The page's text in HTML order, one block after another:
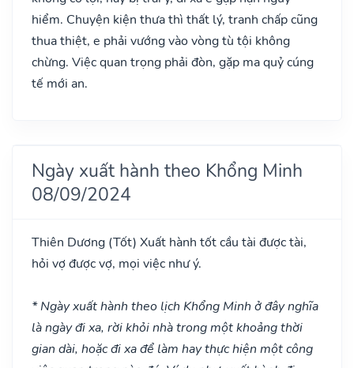
hiểm. Chuyện kiện thưa thì thất lý, tranh chấp cũng
thua thiệt, e phải vướng vào vòng tù tội không
chừng. Việc quan trọng phải đòn, gặp ma quỷ cúng
tế mới an.
Ngày xuất hành theo Khổng Minh
08/09/2024
Thiên Dương (Tốt) Xuất hành tốt cầu tài được tài,
hỏi vợ được vợ, mọi việc như ý.
* Ngày xuất hành theo lịch Khổng Minh ở đây nghĩa
là ngày đi xa, rời khỏi nhà trong một khoảng thời
gian dài, hoặc đi xa để làm hay thực hiện một công